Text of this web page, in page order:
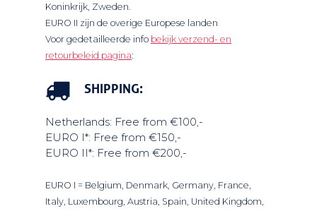
Koninkrijk, Zweden.
EURO II zijn de overige Europese landen
Voor gedetailleerde info bekijk verzend- en
retourbeleid pagina:
SHIPPING:
Netherlands: Free from €100,-
EURO I*: Free from €150,-
EURO II*: Free from €200,-
EURO I = Belgium, Denmark, Germany, France,
Italy, Luxembourg, Austria, Spain, United Kingdom,